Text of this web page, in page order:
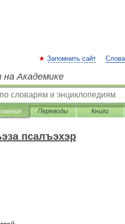
Запомнить сайт
на Академике
Переводы Книги
псалъэхэр